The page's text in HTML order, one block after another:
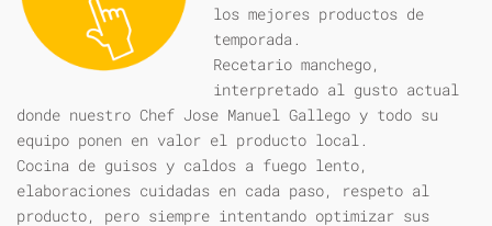
los mejores productos de
temporada.
Recetario manchego,
interpretado al gusto actual
donde nuestro Chef Jose Manuel Gallego y todo su
equipo ponen en valor el producto local.
Cocina de guisos y caldos a fuego lento,
elaboraciones cuidadas en cada paso, respeto al
producto, pero siempre intentando optimizar sus